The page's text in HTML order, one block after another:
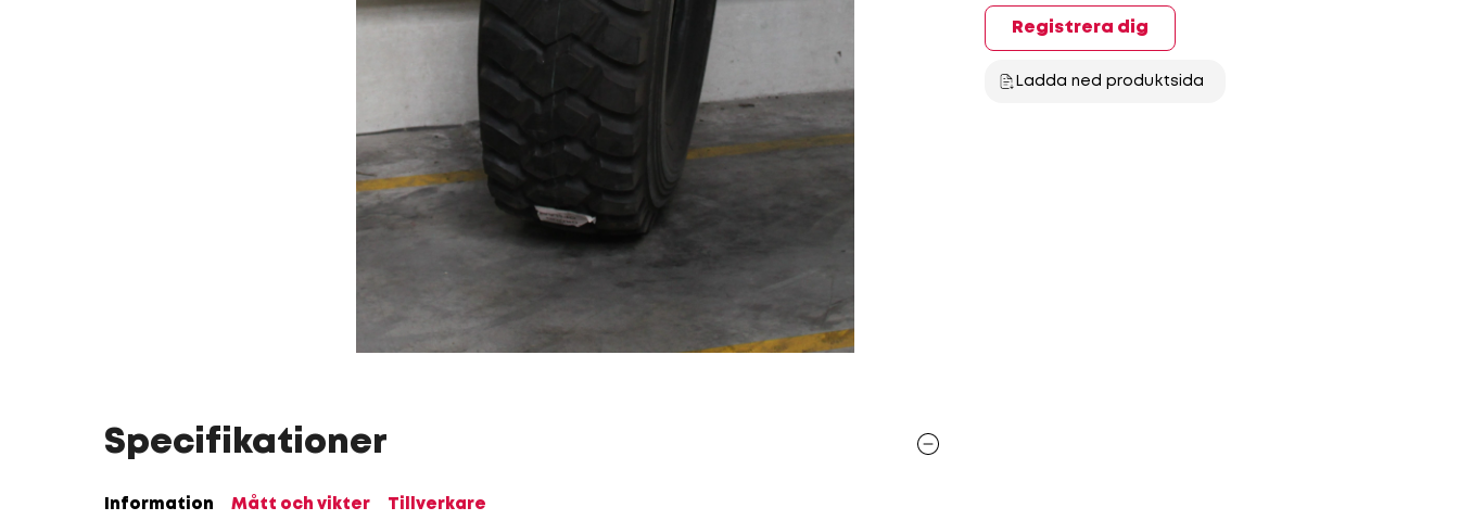
Registrera dig
Ladda ned produktsida
Specifikationer
Information Mått och vikter Tillverkare